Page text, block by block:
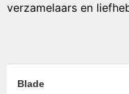
verzamelaars en
Blade